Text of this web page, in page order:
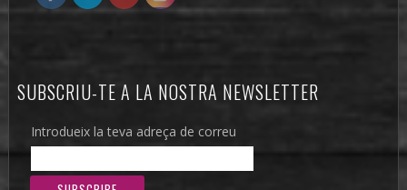
SUBSCRIU-TE A LA NOSTRA NEWSLETTER
Introdueix la teva adreça de correu